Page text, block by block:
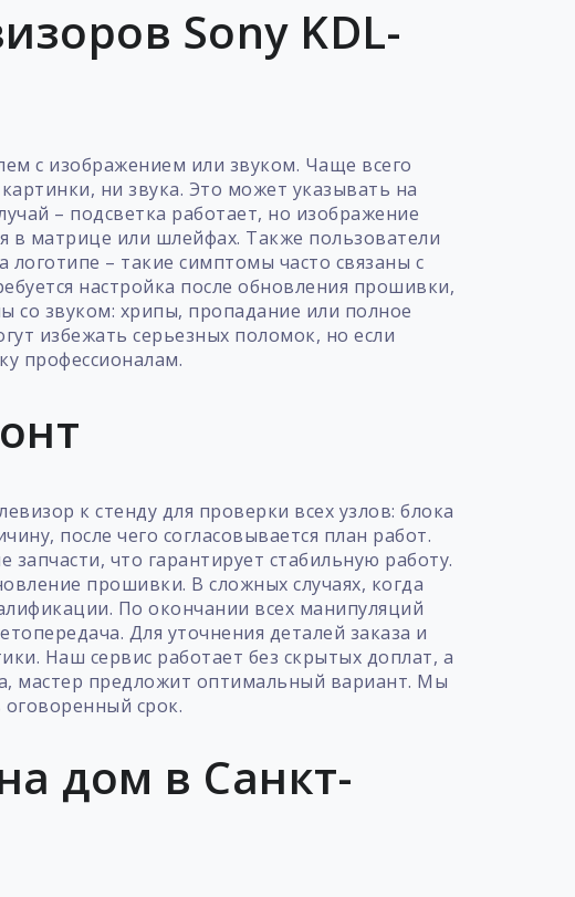
Sony KDL-
с изображением или звуком. Чаще всего
ни звука. Это может указывать на
– подсветка работает, но изображение
в матрице или шлейфах. Также пользователи
– такие симптомы часто связаны с
настройка после обновления прошивки,
со звуком: хрипы, пропадание или полное
избежать серьезных поломок, но если
профессионалам.
к стенду для проверки всех узлов: блока
после чего согласовывается план работ.
что гарантирует стабильную работу.
прошивки. В сложных случаях, когда
По окончании всех манипуляций
Для уточнения деталей заказа и
Наш сервис работает без скрытых доплат, а
мастер предложит оптимальный вариант. Мы
срок.
дом в Санкт-